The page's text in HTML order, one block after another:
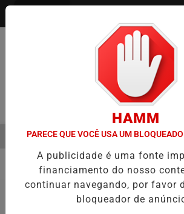
Pesquisar Notícia
É A VIRADA DO VAREJO ÓPTICO EM
EM ALTA
Política
HAMM
PARECE QUE VOCÊ USA UM
A publicidade é uma fonte
financiamento do nosso
continuar navegando, por favor
bloqueador de